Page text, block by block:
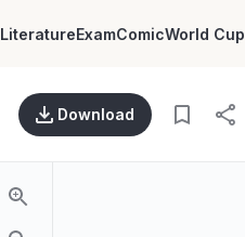
LiteratureExamComicWorld Cup
Download